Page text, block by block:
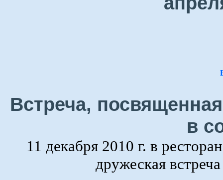
Встреча,
в
11 декабря 2010 г. в
дружеская